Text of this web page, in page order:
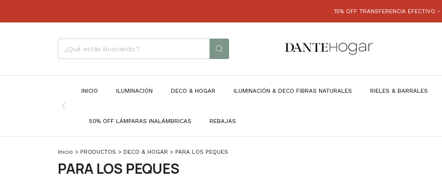
15% OFF TRANSFERENCIA EFECTIVO -
INICIO ILUMINACIÓN DECO & HOGAR ILUMINACIÓN & DECO FIBRAS NATURALES RIELES & BARRALES
50% OFF LÁMPARAS INALÁMBRICAS REBAJAS
Inicio > PRODUCTOS > DECO & HOGAR > PARA LOS PEQUES
PARA LOS PEQUES